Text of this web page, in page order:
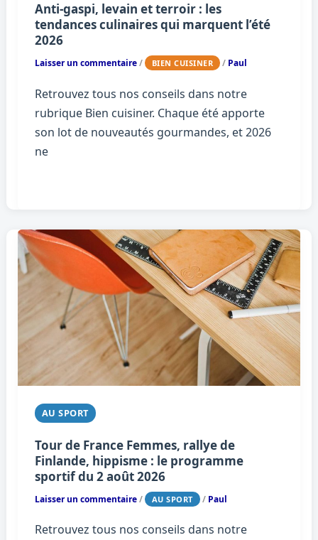
Anti-gaspi, levain et terroir : les
tendances culinaires qui marquent l’été
2026
Laisser un commentaire/ BIEN CUISINER / Paul
Retrouvez tous nos conseils dans notre
rubrique Bien cuisiner. Chaque été apporte
son lot de nouveautés gourmandes, et 2026
ne
AU SPORT
Tour de France Femmes, rallye de
Finlande, hippisme : le programme
sportif du 2 août 2026
Laisser un commentaire/ AU SPORT / Paul
Retrouvez tous nos conseils dans notre